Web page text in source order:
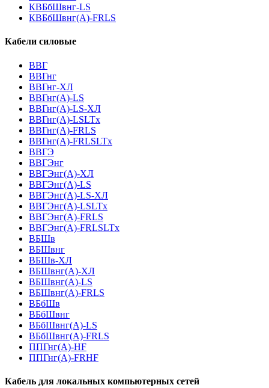
КВБбШвнг-LS
КВБбШвнг(А)-FRLS
Кабели силовые
ВВГ
ВВГнг
ВВГнг-ХЛ
ВВГнг(А)-LS
ВВГнг(А)-LS-ХЛ
ВВГнг(А)-LSLTx
ВВГнг(А)-FRLS
ВВГнг(А)-FRLSLTx
ВВГЭ
ВВГЭнг
ВВГЭнг(A)-ХЛ
ВВГЭнг(А)-LS
ВВГЭнг(А)-LS-ХЛ
ВВГЭнг(А)-LSLTx
ВВГЭнг(А)-FRLS
ВВГЭнг(А)-FRLSLTx
ВБШв
ВБШвнг
ВБШв-ХЛ
ВБШвнг(A)-ХЛ
ВБШвнг(A)-LS
ВБШвнг(A)-FRLS
ВБбШв
ВБбШвнг
ВБбШвнг(A)-LS
ВБбШвнг(A)-FRLS
ППГнг(А)-HF
ППГнг(А)-FRHF
Кабель для локальных компьютерных сетей